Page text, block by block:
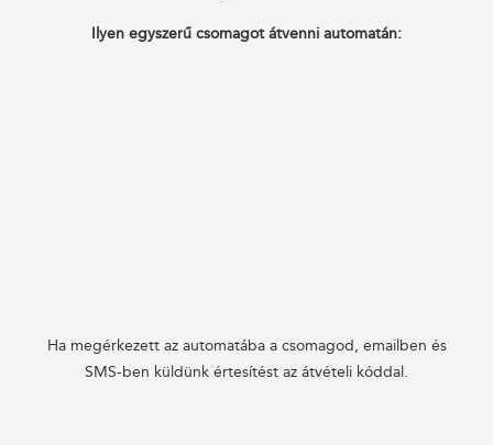
Ilyen egyszerű csomagot átvenni automatán:
Ha megérkezett az automatába a csomagod, emailben és
SMS-ben küldünk értesítést az átvételi kóddal.